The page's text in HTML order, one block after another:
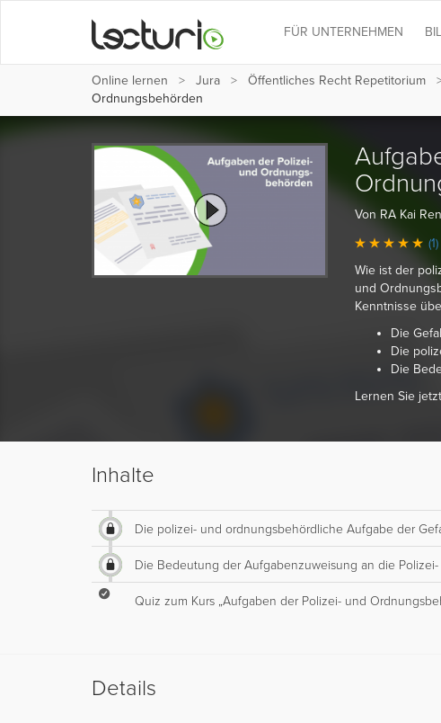
FÜR UNTERNEHMEN
Online lernen Jura Öffentliches Recht Repetitorium
Ordnungsbehörden
Von RA Kai
(1)
Wie ist der
und
Kenntnisse
Die
Die
Die
Lernen Sie
Inhalte
Die polizei- und ordnungsbehördliche Aufgabe der
Die Bedeutung der Aufgabenzuweisung an die
Quiz zum Kurs „Aufgaben der Polizei- und
Details